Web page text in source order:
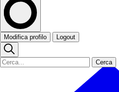
Modifica profilo Logout
Cerca